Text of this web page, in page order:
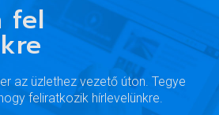
fel
az üzlethez vezető úton. Tegye
feliratkozik hírlevelünkre.